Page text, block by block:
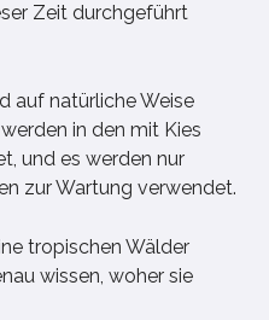
Zeit durchgeführt
auf natürliche Weise
in den mit Kies
und es werden nur
zur Wartung verwendet.
tropischen Wälder
wissen, woher sie